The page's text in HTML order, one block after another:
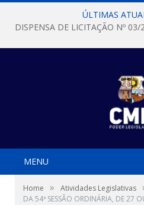
ÚLTIMAS
MENU
Home » Atividades Legislativas
DA 54ª SESSÃO ORDINÁRIA, DE 27